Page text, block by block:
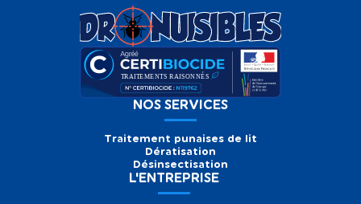
NOS SERVICES
Traitement punaises de lit
Dératisation
Désinsectisation
L'ENTREPRISE